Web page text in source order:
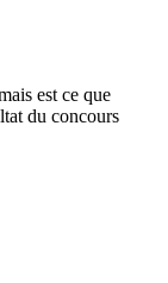
est ce que
du concours